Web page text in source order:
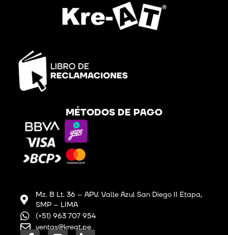
MÉTODOS DE PAGO
Mz. B Lt. 36 – APV. Valle Azul San Diego II Etapa,
SMP – LIMA
(+51) 963 707 954
ventas@kreat.pe